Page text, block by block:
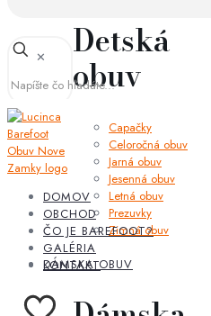
Detská
obuv
Capačky
Celoročná
obuv
Jarná
obuv
Letná
✕
DOMOV
OBCHOD
ČO JE BAREFOOT?
GALÉRIA
KONTAKT